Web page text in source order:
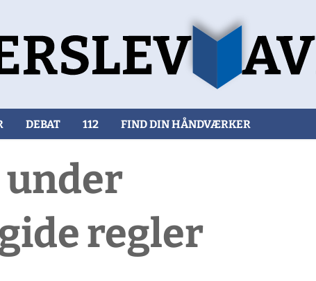
DEBAT 112 FIND DIN HÅNDVÆRKER
regler